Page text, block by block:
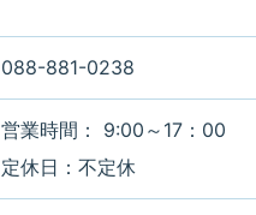
088-881-0238
営業時間： 9:00～17：00
定休日：不定休